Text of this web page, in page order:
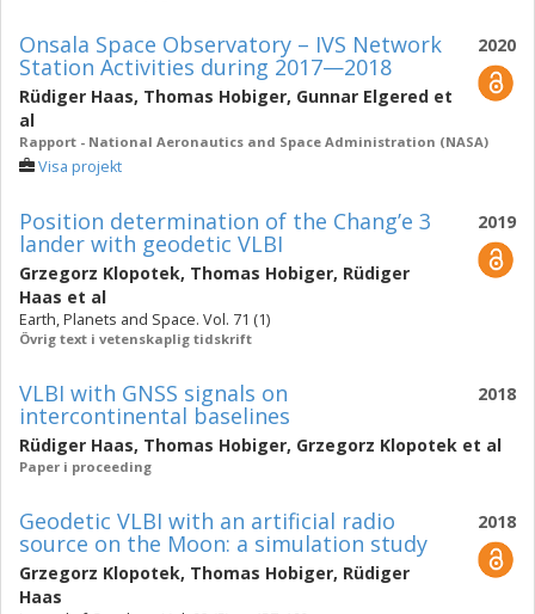
2020
Onsala Space Observatory – IVS Network
Station Activities during 2017—2018
Rüdiger Haas, Thomas Hobiger, Gunnar Elgered et
al
Rapport - National Aeronautics and Space Administration (NASA)
Visa projekt
2019
Position determination of the Chang’e 3
lander with geodetic VLBI
Grzegorz Klopotek, Thomas Hobiger, Rüdiger
Haas et al
Earth, Planets and Space. Vol. 71 (1)
Övrig text i vetenskaplig tidskrift
2018
VLBI with GNSS signals on
intercontinental baselines
Rüdiger Haas, Thomas Hobiger, Grzegorz Klopotek et al
Paper i proceeding
2018
Geodetic VLBI with an artificial radio
source on the Moon: a simulation study
Grzegorz Klopotek, Thomas Hobiger, Rüdiger
Haas